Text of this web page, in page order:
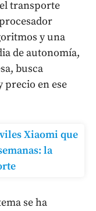
transporte
y una
de autonomía,
busca
en ese
Xiaomi que
la
se ha